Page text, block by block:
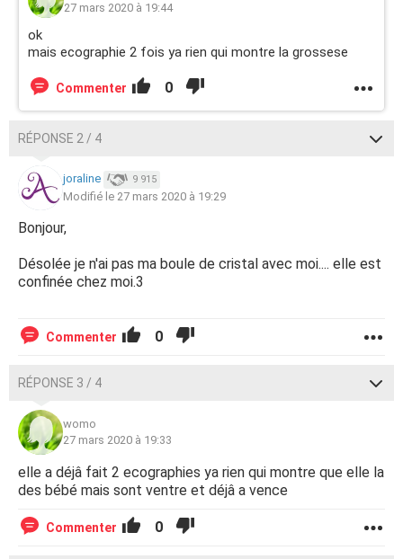
27 mars 2020 à 19:44
ok
mais ecographie 2 fois ya rien qui montre la grossese
Commenter 0
RÉPONSE 2 / 4
joraline 9 915
Modifié le 27 mars 2020 à 19:29
Bonjour,
Désolée je n'ai pas ma boule de cristal avec moi.... elle est
confinée chez moi.3
Commenter 0
RÉPONSE 3 / 4
womo
27 mars 2020 à 19:33
elle a déjâ fait 2 ecographies ya rien qui montre que elle la
des bébé mais sont ventre et déjâ a vence
Commenter 0